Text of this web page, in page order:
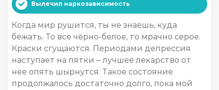
Вылечил наркозависимость
Когда мир рушится, ты не знаешь, куда
бежать. То все чёрно-белое, то мрачно серое.
Краски сгущаются. Периодами депрессия
наступает на пятки – лучшее лекарство от
нее опять шырнутся. Такое состояние
продолжалось достаточно долго, пока мой